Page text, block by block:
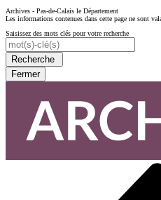
Archives - Pas-de-Calais le Département
Les informations contenues dans cette page ne sont
Saisissez des mots clés pour votre recherche
Recherche
Fermer